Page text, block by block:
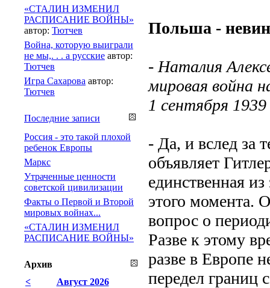
Польша -
- Наталия
мировая война
1 сентября
- Да, и вслед за
объявляет
единственная
этого момента.
вопрос о
Разве к этому
разве в Европе
передел
«СТАЛИН ИЗМЕНИЛ
РАСПИСАНИЕ ВОЙНЫ»
автор: Тютчев
Война, которую выиграли
не мы,. . . а русские автор:
Тютчев
Игра Сахарова автор:
Тютчев
Последние записи
Россия - это такой плохой
ребенок Европы
Маркс
Утраченные ценности
советской цивилизации
Факты о Первой и Второй
мировых войнах...
«СТАЛИН ИЗМЕНИЛ
РАСПИСАНИЕ ВОЙНЫ»
Архив
<
Август 2026